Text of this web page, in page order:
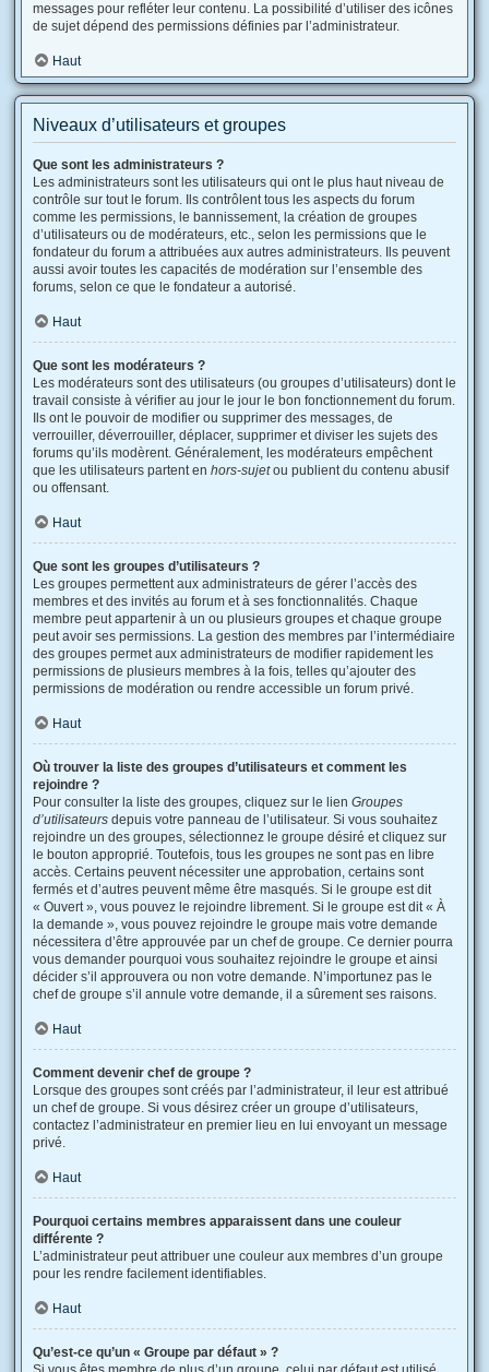
messages pour refléter leur contenu. La possibilité d’utiliser des icônes
de sujet dépend des permissions définies par l’administrateur.
Haut
Niveaux d’utilisateurs et groupes
Que sont les administrateurs ?
Les administrateurs sont les utilisateurs qui ont le plus haut niveau de
contrôle sur tout le forum. Ils contrôlent tous les aspects du forum
comme les permissions, le bannissement, la création de groupes
d’utilisateurs ou de modérateurs, etc., selon les permissions que le
fondateur du forum a attribuées aux autres administrateurs. Ils peuvent
aussi avoir toutes les capacités de modération sur l’ensemble des
forums, selon ce que le fondateur a autorisé.
Haut
Que sont les modérateurs ?
Les modérateurs sont des utilisateurs (ou groupes d’utilisateurs) dont le
travail consiste à vérifier au jour le jour le bon fonctionnement du forum.
Ils ont le pouvoir de modifier ou supprimer des messages, de
verrouiller, déverrouiller, déplacer, supprimer et diviser les sujets des
forums qu’ils modèrent. Généralement, les modérateurs empêchent
que les utilisateurs partent en hors-sujetou publient du contenu abusif
ou offensant.
Haut
Que sont les groupes d’utilisateurs ?
Les groupes permettent aux administrateurs de gérer l’accès des
membres et des invités au forum et à ses fonctionnalités. Chaque
membre peut appartenir à un ou plusieurs groupes et chaque groupe
peut avoir ses permissions. La gestion des membres par l’intermédiaire
des groupes permet aux administrateurs de modifier rapidement les
permissions de plusieurs membres à la fois, telles qu’ajouter des
permissions de modération ou rendre accessible un forum privé.
Haut
Où trouver la liste des groupes d’utilisateurs et comment les
rejoindre ?
Pour consulter la liste des groupes, cliquez sur le lien Groupes
d’utilisateurs depuis votre panneau de l’utilisateur. Si vous souhaitez
rejoindre un des groupes, sélectionnez le groupe désiré et cliquez sur
le bouton approprié. Toutefois, tous les groupes ne sont pas en libre
accès. Certains peuvent nécessiter une approbation, certains sont
fermés et d’autres peuvent même être masqués. Si le groupe est dit
« Ouvert », vous pouvez le rejoindre librement. Si le groupe est dit « À
la demande », vous pouvez rejoindre le groupe mais votre demande
nécessitera d’être approuvée par un chef de groupe. Ce dernier pourra
vous demander pourquoi vous souhaitez rejoindre le groupe et ainsi
décider s’il approuvera ou non votre demande. N’importunez pas le
chef de groupe s’il annule votre demande, il a sûrement ses raisons.
Haut
Comment devenir chef de groupe ?
Lorsque des groupes sont créés par l’administrateur, il leur est attribué
un chef de groupe. Si vous désirez créer un groupe d’utilisateurs,
contactez l’administrateur en premier lieu en lui envoyant un message
privé.
Haut
Pourquoi certains membres apparaissent dans une couleur
différente ?
L’administrateur peut attribuer une couleur aux membres d’un groupe
pour les rendre facilement identifiables.
Haut
Qu’est-ce qu’un « Groupe par défaut » ?